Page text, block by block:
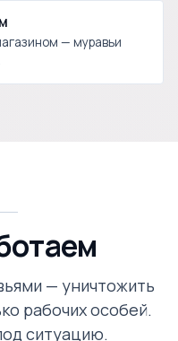
— муравьи
— уничтожить
рабочих особей.
ситуацию.